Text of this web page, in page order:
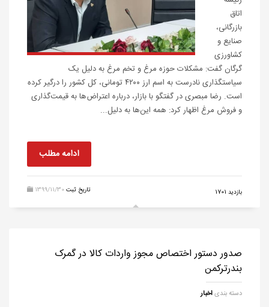
اتاق
بازرگانی،
صنایع و
کشاورزی
گرگان گفت: مشکلات حوزه مرغ و تخم مرغ به دلیل یک
سیاستگذاری نادرست به اسم ارز ۴۲۰۰ تومانی، کل کشور را درگیر کرده
است. رضا مبصری در گفتگو با بازار، درباره اعتراض‌ها به قیمت‌گذاری
و فروش مرغ اظهار کرد: همه این‌ها به دلیل...
ادامه مطلب
1399/11/30تاریخ ثبت بازدید 1701
صدور دستور اختصاص مجوز واردات کالا در گمرک
بندرترکمن
دسته بندیاخبار